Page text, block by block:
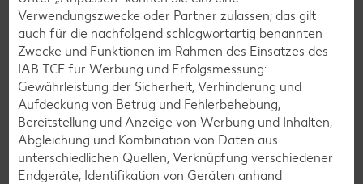
Verwendungszwecke oder Partner zulassen; das gilt
auch für die nachfolgend schlagwortartig benannten
Zwecke und Funktionen im Rahmen des Einsatzes des
IAB TCF für Werbung und Erfolgsmessung:
Gewährleistung der Sicherheit, Verhinderung und
Aufdeckung von Betrug und Fehlerbehebung,
Bereitstellung und Anzeige von Werbung und Inhalten,
Abgleichung und Kombination von Daten aus
unterschiedlichen Quellen, Verknüpfung verschiedener
Endgeräte, Identifikation von Geräten anhand